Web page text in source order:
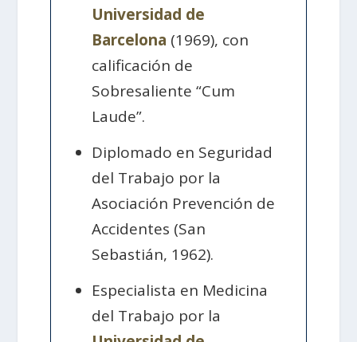
Universidad de
Barcelona (1969), con
calificación de
Sobresaliente “Cum
Laude”.
Diplomado en Seguridad
del Trabajo por la
Asociación Prevención de
Accidentes (San
Sebastián, 1962).
Especialista en Medicina
del Trabajo por la